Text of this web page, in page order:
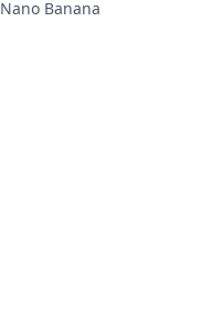
Nano Banana